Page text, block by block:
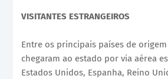
VISITANTES ESTRANGEIROS
Entre os principais países de
chegaram ao estado por via aérea
Estados Unidos, Espanha, Reino